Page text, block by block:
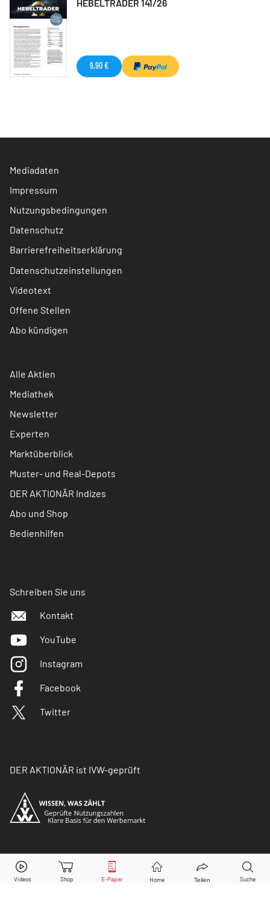
HEBELTRADER 141/26
9,90 €
Mediadaten
Impressum
Nutzungsbedingungen
Datenschutz
Barrierefreiheitserklärung
Datenschutzeinstellungen
Videotext
Offene Stellen
Abo kündigen
Alle Aktien
Mediathek
Newsletter
Experten
Marktüberblick
Muster- und Real-Depots
DER AKTIONÄR Indizes
Abo und Shop
Bedienhilfen
Schreiben Sie uns
Kontakt
YouTube
Instagram
Facebook
Twitter
DER AKTIONÄR ist IVW-geprüft
© Copyright 2026 Börsenmedien AG. Alle Rechte